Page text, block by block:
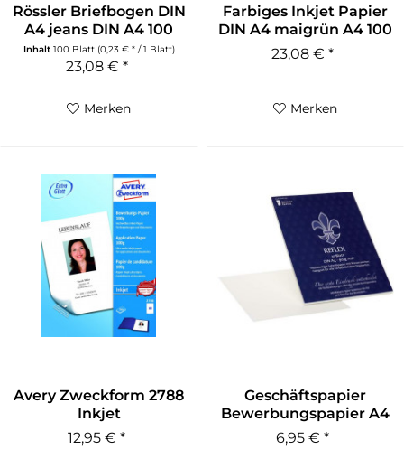
Rössler Briefbogen DIN
A4 jeans DIN A4 100
g/qm
Inhalt 100 Blatt (0,23 € * / 1 Blatt)
23,08 € *
Merken
Farbiges Inkjet Papier
DIN A4 maigrün A4 100
g/qm
23,08 € *
Merken
Avery Zweckform 2788
Inkjet
Bewerbungspapier...
12,95 € *
Geschäftspapier
Bewerbungspapier A4
90g mit...
6,95 € *